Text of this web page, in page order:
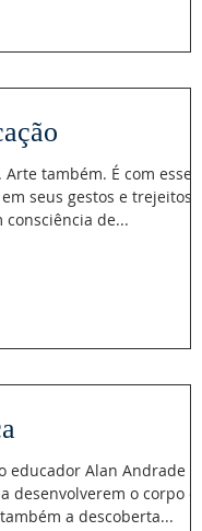
também. É com esse
seus gestos e trejeitos, e
de...
educador Alan Andrade
desenvolverem o corpo e a
a descoberta...